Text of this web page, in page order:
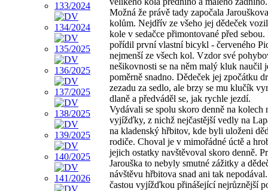
Možná že právě tady započala
kolům. Nejdřív ze všeho jej dědeček
kole v sedačce přimontované před sebou.
pořídil první vlastní bicykl - červeného
nejmenší ze všech kol. Vzdor své
nešikovnosti se na něm malý kluk naučil
poměrně snadno. Dědeček jej zpočátku
zezadu za sedlo, ale brzy se mu klučík
dlaně a předváděl se, jak rychle jezdí.
Vydávali se spolu skoro denně na kolech
vyjížďky, z nichž nejčastější vedly na
na kladenský hřbitov, kde byli uloženi
rodiče. Choval je v mimořádné úctě a
jejich ostatky navštěvoval skoro denně.
Jarouška to nebyly smutné zážitky a
návštěvu hřbitova snad ani tak
častou vyjížďkou přinášející nejrůznější